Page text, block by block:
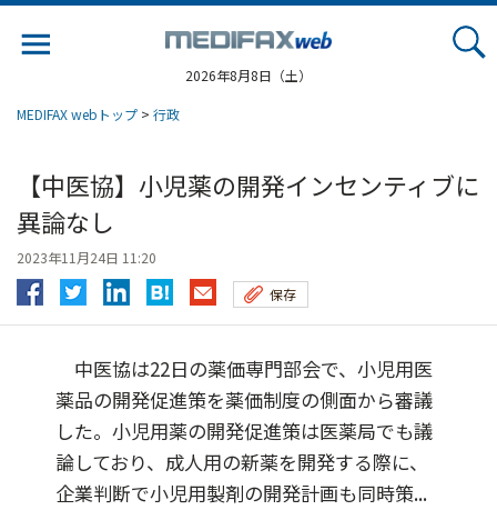
2026年8月8日（土）
MEDIFAX webトップ > 行政
【中医協】小児薬の開発インセンティブに
異論なし
2023年11月24日 11:20
保存
中医協は22日の薬価専門部会で、小児用医
薬品の開発促進策を薬価制度の側面から審議
した。小児用薬の開発促進策は医薬局でも議
論しており、成人用の新薬を開発する際に、
企業判断で小児用製剤の開発計画も同時策...